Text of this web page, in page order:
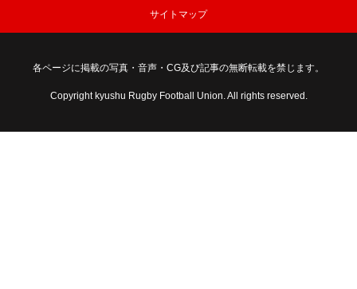
サイトマップ
各ページに掲載の写真・音声・CG及び記事の無断転載を禁じます。
Copyright kyushu Rugby Football Union. All rights reserved.